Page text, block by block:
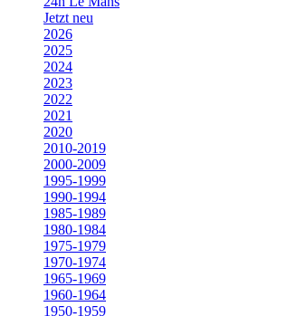
Jetzt neu
2026
2025
2024
2023
2022
2021
2020
2010-2019
2000-2009
1995-1999
1990-1994
1985-1989
1980-1984
1975-1979
1970-1974
1965-1969
1960-1964
1950-1959